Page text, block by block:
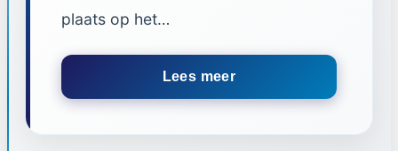
plaats op het…
Lees meer